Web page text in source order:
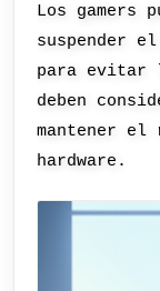
Los gamers
suspender
para evitar
deben
mantener el
hardware.